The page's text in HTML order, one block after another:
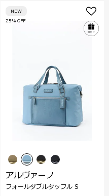
25% OFF
NEW
アルヴァーノ
フォールダブルダッフル S